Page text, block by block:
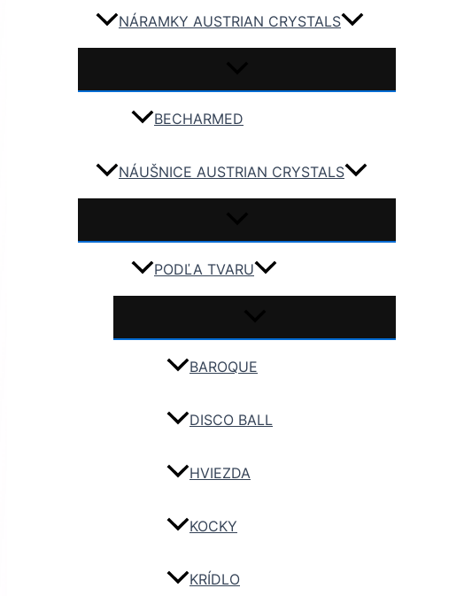
NÁRAMKY AUSTRIAN CRYSTALS
BECHARMED
NÁUŠNICE AUSTRIAN CRYSTALS
PODĽA TVARU
BAROQUE
DISCO BALL
HVIEZDA
KOCKY
KRÍDLO